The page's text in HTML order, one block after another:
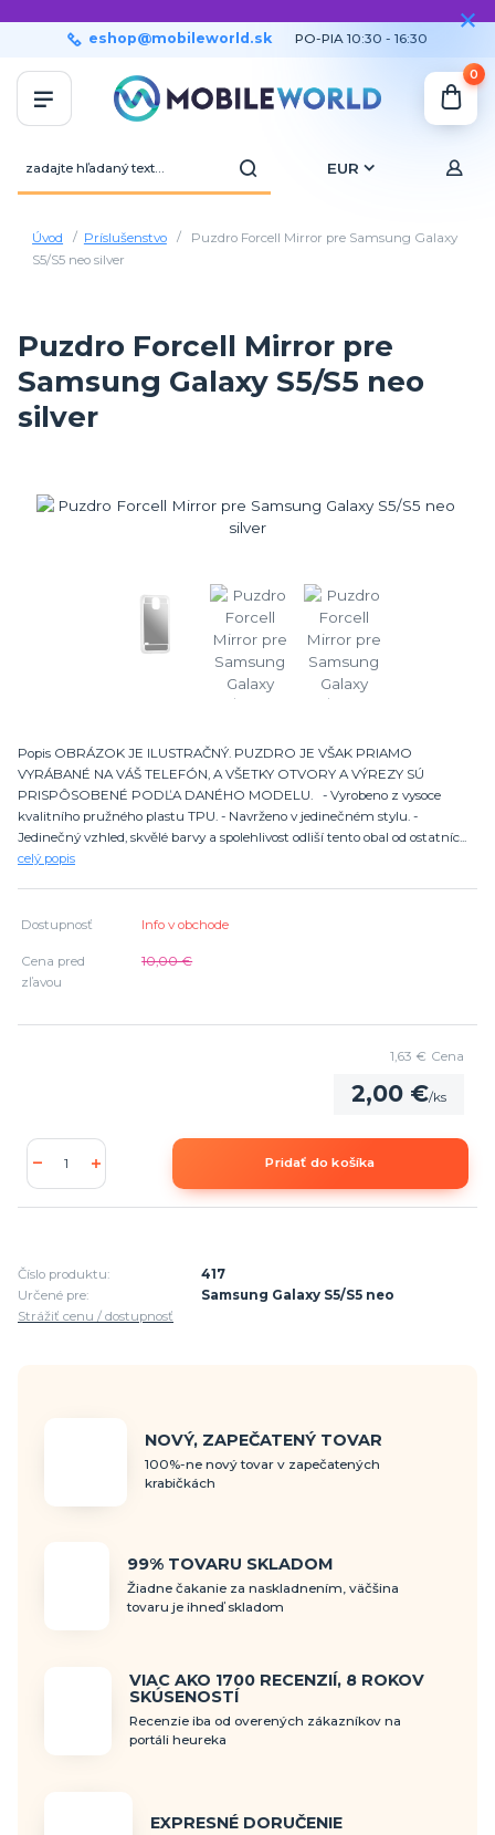
EUR
eshop@mobileworld.sk PO-PIA 10:30 - 16:30
0
Úvod Príslušenstvo
Puzdro Forcell Mirror pre Samsung Galaxy
S5/S5 neo silver
Puzdro Forcell Mirror pre
Samsung Galaxy S5/S5 neo
silver
Popis OBRÁZOK JE ILUSTRAČNÝ. PUZDRO JE VŠAK PRIAMO
VYRÁBANÉ NA VÁŠ TELEFÓN, A VŠETKY OTVORY A VÝREZY SÚ
PRISPÔSOBENÉ PODĽA DANÉHO MODELU. - Vyrobeno z vysoce
kvalitního pružného plastu TPU. - Navrženo v jedinečném stylu. -
Jedinečný vzhled, skvělé barvy a spolehlivost odliší tento obal od ostatníc...
celý popis
Dostupnosť Info v obchode
Cena pred
zľavou
10,00 €
2,00 €/ks
1,63 € Cena
Pridať do košíka
Číslo produktu:
417
Určené pre:
Samsung Galaxy S5/S5 neo
Strážiť cenu / dostupnosť
NOVÝ, ZAPEČATENÝ TOVAR
100%-ne nový tovar v zapečatených
krabičkách
99% TOVARU SKLADOM
Žiadne čakanie za naskladnením, väčšina
tovaru je ihneď skladom
VIAC AKO 1700 RECENZIÍ, 8 ROKOV
SKÚSENOSTÍ
Recenzie iba od overených zákazníkov na
portáli heureka
EXPRESNÉ DORUČENIE